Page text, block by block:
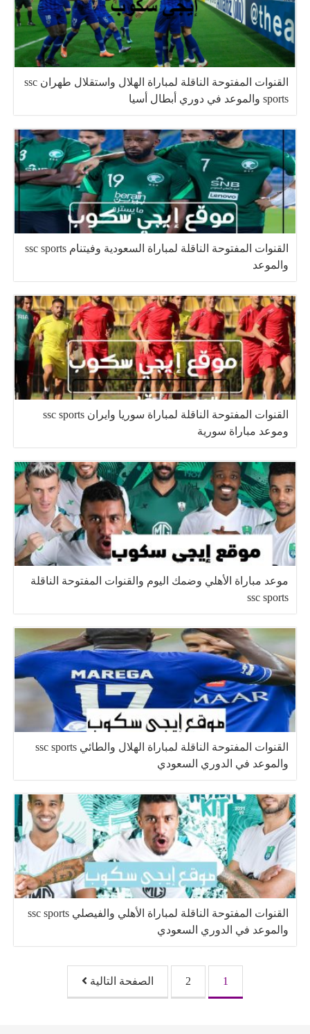
القنوات المفتوحة الناقلة لمباراة الهلال واستقلال طهران ssc
sports والموعد في دوري أبطال أسيا
القنوات المفتوحة الناقلة لمباراة السعودية وفيتنام ssc sports
والموعد
القنوات المفتوحة الناقلة لمباراة سوريا وايران ssc sports
وموعد مباراة سورية
موعد مباراة الأهلي وضمك اليوم والقنوات المفتوحة الناقلة
ssc sports
القنوات المفتوحة الناقلة لمباراة الهلال والطائي ssc sports
والموعد في الدوري السعودي
القنوات المفتوحة الناقلة لمباراة الأهلي والفيصلي ssc sports
والموعد في الدوري السعودي
تصفّح المقالات
1
2 الصفحة التالية